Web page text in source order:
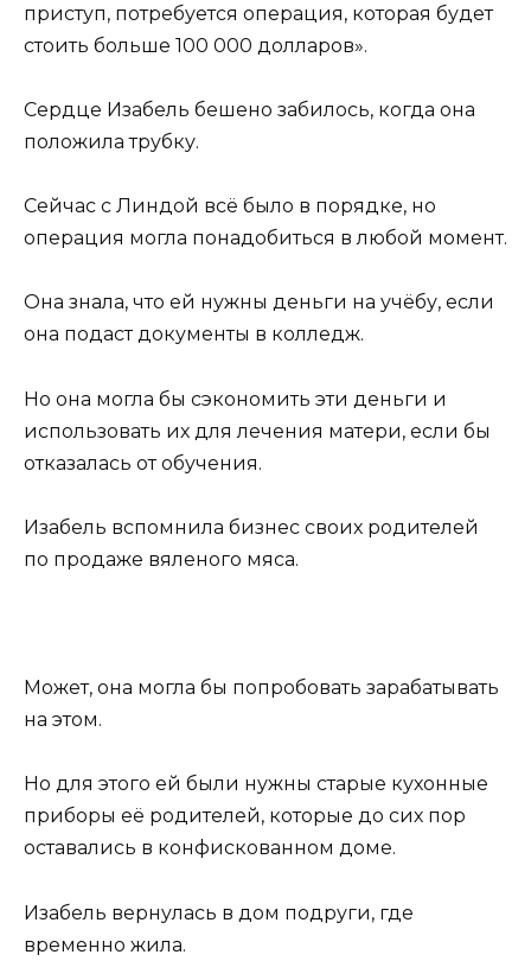
приступ, потребуется операция, которая будет
стоить больше 100 000 долларов».
Сердце Изабель бешено забилось, когда она
положила трубку.
Сейчас с Линдой всё было в порядке, но
операция могла понадобиться в любой момент.
Она знала, что ей нужны деньги на учёбу, если
она подаст документы в колледж.
Но она могла бы сэкономить эти деньги и
использовать их для лечения матери, если бы
отказалась от обучения.
Изабель вспомнила бизнес своих родителей
по продаже вяленого мяса.
Может, она могла бы попробовать зарабатывать
на этом.
Но для этого ей были нужны старые кухонные
приборы её родителей, которые до сих пор
оставались в конфискованном доме.
Изабель вернулась в дом подруги, где
временно жила.